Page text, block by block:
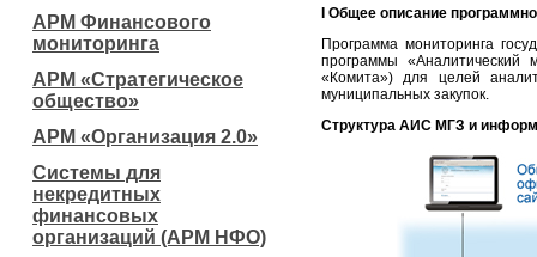
АРМ Финансового
мониторинга
АРМ «Стратегическое
общество»
АРМ «Организация 2.0»
Системы для
некредитных
финансовых
организаций (АРМ НФО)
I Общее описание
Программа мониторинга
программы «Аналитический
«Комита») для целей
муниципальных закупок.
Структура АИС МГЗ и